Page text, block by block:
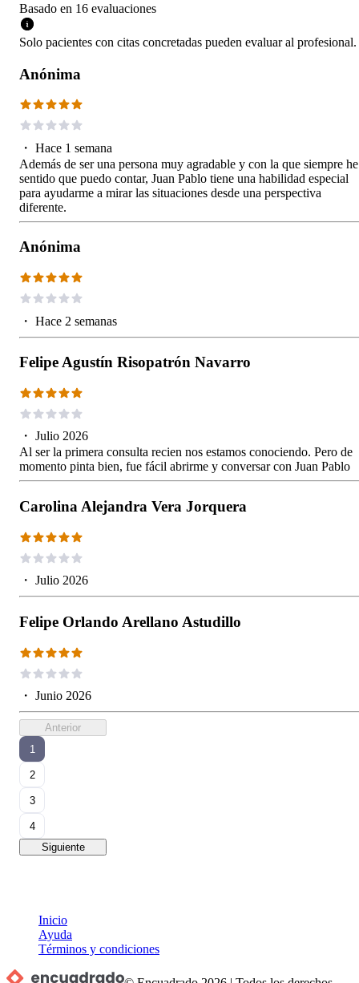
Basado en 16 evaluaciones
Solo pacientes con citas concretadas pueden evaluar al profesional.
Anónima
・ Hace 1 semana
Además de ser una persona muy agradable y con la que siempre he
sentido que puedo contar, Juan Pablo tiene una habilidad especial
para ayudarme a mirar las situaciones desde una perspectiva
diferente.
Anónima
・ Hace 2 semanas
Felipe Agustín Risopatrón Navarro
・ Julio 2026
Al ser la primera consulta recien nos estamos conociendo. Pero de
momento pinta bien, fue fácil abrirme y conversar con Juan Pablo
Carolina Alejandra Vera Jorquera
・ Julio 2026
Felipe Orlando Arellano Astudillo
・ Junio 2026
Anterior
1
2
3
4
Siguiente
Inicio
Ayuda
Términos y condiciones